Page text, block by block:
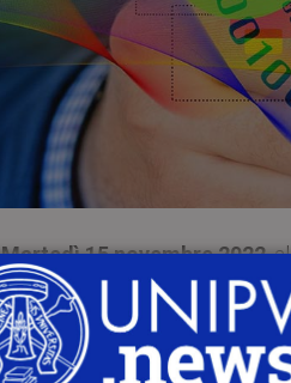
Martedì 15 novembre 2022,
Interviene:
Dott.Andrea Bertolini